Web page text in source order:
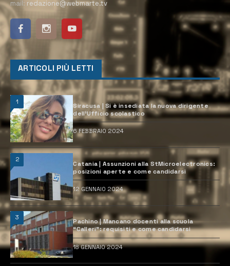
mail: redazione@webmarte.tv
ARTICOLI PIÙ LETTI
1
Siracusa | Si è insediata la nuova dirigente
dell’Ufficio scolastico
6 FEBBRAIO 2024
2
Catania | Assunzioni alla StMicroelectronics:
posizioni aperte e come candidarsi
12 GENNAIO 2024
3
Pachino | Mancano docenti alla scuola
“Calleri”: requisiti e come candidarsi
18 GENNAIO 2024